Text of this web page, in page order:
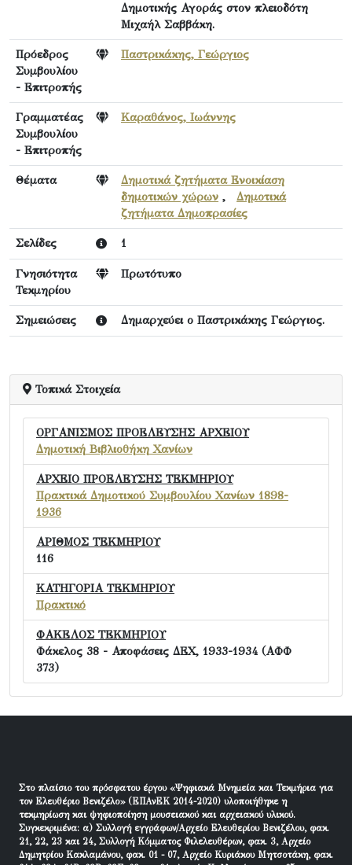
Δημοτικής Αγοράς στον πλειοδότη
Μιχαήλ Σαββάκη.
Πρόεδρος
Συμβουλίου
- Επιτροπής
Παστρικάκης, Γεώργιος
Γραμματέας
Συμβουλίου
- Επιτροπής
Καραθάνος, Ιωάννης
Θέματα
Δημοτικά ζητήματα Ενοικίαση
δημοτικών χώρων , Δημοτικά
ζητήματα Δημοπρασίες
Σελίδες 1
Γνησιότητα
Τεκμηρίου
Πρωτότυπο
Σημειώσεις Δημαρχεύει ο Παστρικάκης Γεώργιος.
Τοπικά Στοιχεία
ΟΡΓΑΝΙΣΜΟΣ ΠΡΟΕΛΕΥΣΗΣ ΑΡΧΕΙΟΥ
Δημοτική Βιβλιοθήκη Χανίων
ΑΡΧΕΙΟ ΠΡΟΕΛΕΥΣΗΣ ΤΕΚΜΗΡΙΟΥ
Πρακτικά Δημοτικού Συμβουλίου Χανίων 1898-
1936
ΑΡΙΘΜΟΣ ΤΕΚΜΗΡΙΟΥ
116
ΚΑΤΗΓΟΡΙΑ ΤΕΚΜΗΡΙΟΥ
Πρακτικό
ΦΑΚΕΛΟΣ ΤΕΚΜΗΡΙΟΥ
Φάκελος 38 - Αποφάσεις ΔΕΧ, 1933-1934 (ΑΦΦ
373)
Στο πλαίσιο του πρόσφατου έργου «Ψηφιακά Μνημεία και Τεκμήρια για
τον Ελευθέριο Βενιζέλο» (ΕΠΑνΕΚ 2014-2020) υλοποιήθηκε η
τεκμηρίωση και ψηφιοποίηση μουσειακού και αρχειακού υλικού.
Συγκεκριμένα: α) Συλλογή εγγράφων/Αρχείο Ελευθερίου Βενιζέλου, φακ.
21, 22, 23 και 24, Συλλογή Κόμματος Φιλελευθέρων, φακ. 3, Αρχείο
Δημητρίου Κακλαμάνου, φακ. 01 - 07, Αρχείο Κυριάκου Μητσοτάκη, φακ.